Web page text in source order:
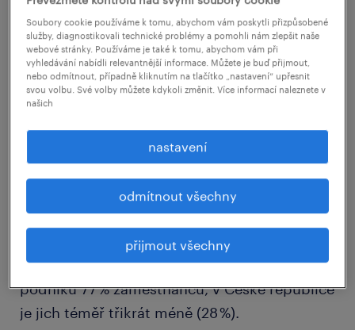
Rekordně nízká je podle průzkumu
Workmonitor 2025 zejména důvěra českých
zaměstnanců ve vedení firem. Zatímco
v globálním měřítku důvěřuje vedení svého
podniku 77 % zaměstnanců, v České republice
je jich téměř třikrát méně (28 %).
Soubory cookie používáme k tomu, abychom vám poskytli přizpůsobené
služby, diagnostikovali technické problémy a pomohli nám zlepšit naše
webové stránky. Používáme je také k tomu, abychom vám při
vyhledávání nabídli relevantnější informace. Můžete je buď přijmout,
nebo odmítnout, případně kliknutím na tlačítko „nastavení“ upřesnit
svou volbu. Své volby můžete kdykoli změnit. Více informací naleznete v
našich
nastavení
odmítnout všechny
přijmout všechny